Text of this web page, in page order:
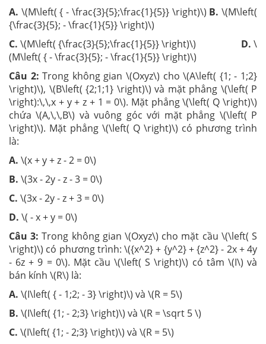
A. \(M\left( { - \frac{3}{5};\frac{1}{5}} \right)\) B.\(M\left(
{\frac{3}{5}; - \frac{1}{5}} \right)\)
C. \(M\left( {\frac{3}{5};\frac{1}{5}} \right)\) D. \
(M\left( { - \frac{3}{5}; - \frac{1}{5}} \right)\)
Câu 2:Trong không gian \(Oxyz\) cho \(A\left( {1; - 1;2}
\right)\), \(B\left( {2;1;1} \right)\) và mặt phẳng \(\left( P
\right):\,\,x + y + z + 1 = 0\). Mặt phẳng \(\left( Q \right)\)
chứa \(A,\,\,B\) và vuông góc với mặt phẳng \(\left( P
\right)\). Mặt phẳng \(\left( Q \right)\) có phương trình
là:
A. \(x + y + z - 2 = 0\)
B. \(3x - 2y - z - 3 = 0\)
C. \(3x - 2y - z + 3 = 0\)
D. \( - x + y = 0\)
Câu 3:Trong không gian \(Oxyz\) cho mặt cầu \(\left( S
\right)\) có phương trình: \({x^2} + {y^2} + {z^2} - 2x + 4y
- 6z + 9 = 0\). Mặt cầu \(\left( S \right)\) có tâm \(I\) và
bán kính \(R\) là:
A. \(I\left( { - 1;2; - 3} \right)\) và \(R = 5\)
B. \(I\left( {1; - 2;3} \right)\) và \(R = \sqrt 5 \)
C. \(I\left( {1; - 2;3} \right)\) và \(R = 5\)